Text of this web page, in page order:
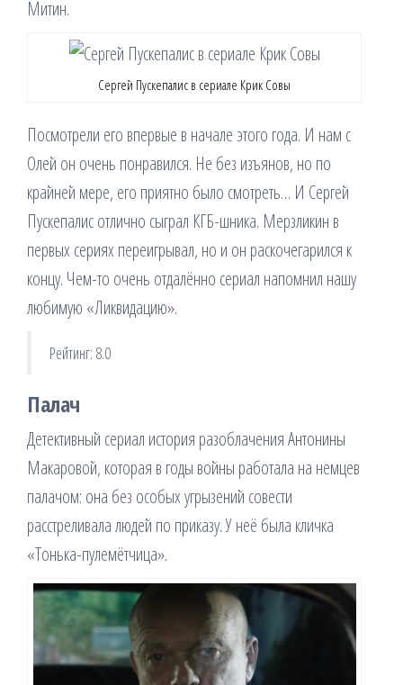
Митин.
Сергей Пускепалис в сериале Крик Совы
Посмотрели его впервые в начале этого года. И нам с
Олей он очень понравился. Не без изъянов, но по
крайней мере, его приятно было смотреть… И Сергей
Пускепалис отлично сыграл КГБ-шника. Мерзликин в
первых сериях переигрывал, но и он раскочегарился к
концу. Чем-то очень отдалённо сериал напомнил нашу
любимую «Ликвидацию».
Рейтинг: 8.0
Палач
Детективный сериал история разоблачения Антонины
Макаровой, которая в годы войны работала на немцев
палачом: она без особых угрызений совести
расстреливала людей по приказу. У неё была кличка
«Тонька-пулемётчица».